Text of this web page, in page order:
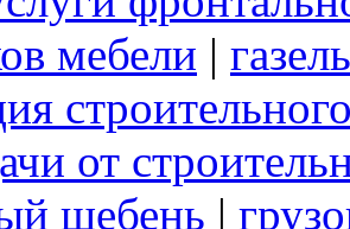
мебели |
от
щебень |